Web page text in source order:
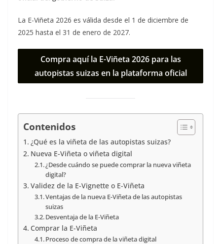
La E-Viñeta 2026 es válida desde el 1 de diciembre de
2025 hasta el 31 de enero de 2027.
Compra aquí la E-Viñeta 2026 para las
autopistas suizas en la plataforma oficial
Contenidos
¿Qué es la viñeta de las autopistas suizas?
Nueva E-Viñeta o viñeta digital
¿Desde cuándo se puede comprar la nueva viñeta
digital?
Validez de la E-Vignette o E-Viñeta
Ventajas de la nueva E-Viñeta de las autopistas
suizas
Desventaja de la E-Viñeta
Comprar la E-Viñeta
Proceso de compra de la viñeta digital